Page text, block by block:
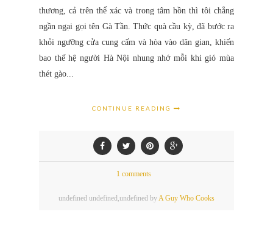
thương, cả trên thể xác và trong tâm hồn thì tôi chẳng
ngần ngại gọi tên Gà Tần. Thức quà cầu kỳ, đã bước ra
khỏi ngưỡng cửa cung cấm và hòa vào dân gian, khiến
bao thế hệ người Hà Nội nhung nhớ mỗi khi gió mùa
thét gào...
CONTINUE READING
1 comments
undefined undefined,undefined byA Guy Who Cooks